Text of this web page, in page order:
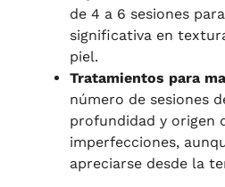
de 4 a 6 sesiones
significativa en
piel.
Tratamientos para
número de sesiones
profundidad y origen
imperfecciones,
apreciarse desde la